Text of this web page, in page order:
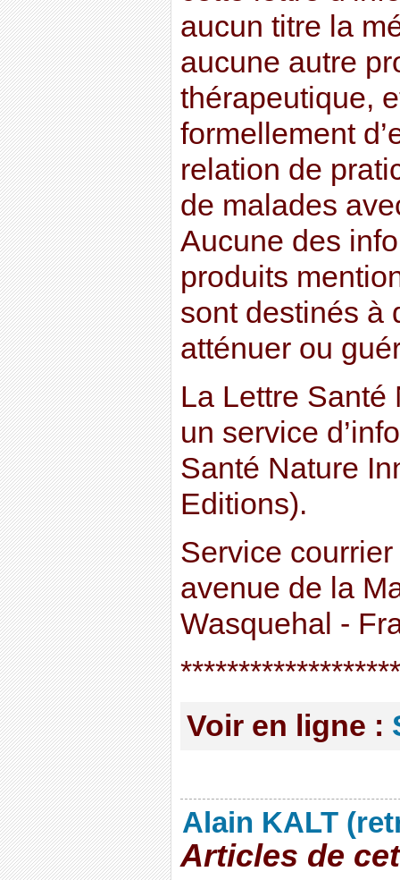
aucun titre la
aucune autre
thérapeutique,
formellement
relation de
de malades
Aucune des
produits
sont destinés à
atténuer ou
La Lettre Santé
un service
Santé Nature
Editions).
Service
avenue de la
Wasquehal -
Voir en ligne :
Alain KALT
Articles de